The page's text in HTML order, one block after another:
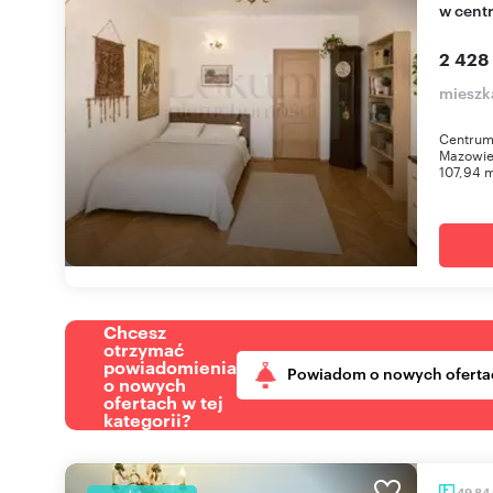
w
2 428
107,94
Chcesz
otrzymać
powiadomienia
o nowych
ofertach w tej
kategorii?
Powiadom o nowych